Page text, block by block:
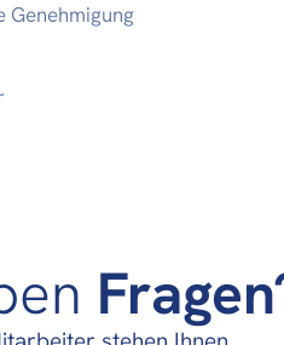
Genehmigung